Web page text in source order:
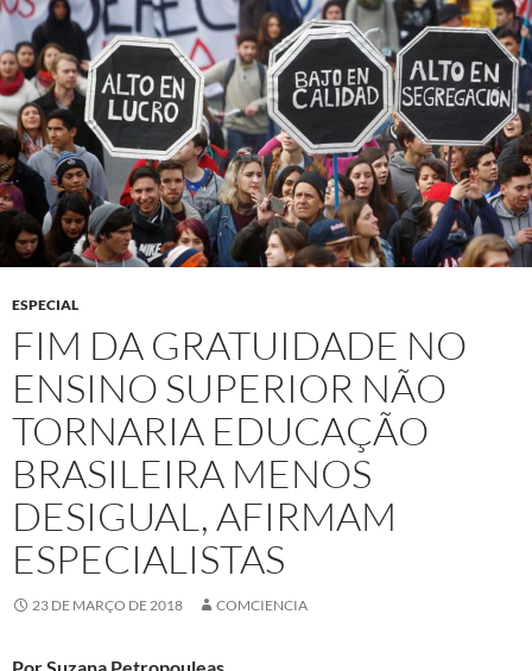
ESPECIAL
FIM DA GRATUIDADE NO
ENSINO SUPERIOR NÃO
TORNARIA EDUCAÇÃO
BRASILEIRA MENOS
DESIGUAL, AFIRMAM
ESPECIALISTAS
23 DE MARÇO DE 2018 COMCIENCIA